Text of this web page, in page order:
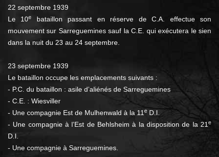
22 septembre 1939
Le 10e
bataillon passant en réserve de C.A. effectue son
mouvement sur Sarreguemines sauf la C.E. qui exécutera le sien
dans la nuit du 23 au 24 septembre.
23 septembre 1939
Le bataillon occupe les emplacements suivants :
- P.C. du bataillon : asile d’aliénés de Sarreguemines
- C.E. : Wiesviller
- Une compagnie Est de Mulhenwald à la 11 e D.I.
- Une compagnie à l’Est de Behlsheim à la disposition de la 21e
D.I.
- Une compagnie à Sarreguemines.